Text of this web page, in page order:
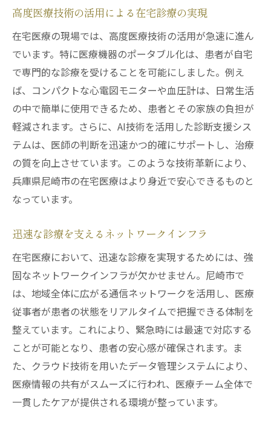
高度医療技術の活用による在宅診療の実現
在宅医療の現場では、高度医療技術の活用が急速に進ん
でいます。特に医療機器のポータブル化は、患者が自宅
で専門的な診療を受けることを可能にしました。例え
ば、コンパクトな心電図モニターや血圧計は、日常生活
の中で簡単に使用できるため、患者とその家族の負担が
軽減されます。さらに、AI技術を活用した診断支援シス
テムは、医師の判断を迅速かつ的確にサポートし、治療
の質を向上させています。このような技術革新により、
兵庫県尼崎市の在宅医療はより身近で安心できるものと
なっています。
迅速な診療を支えるネットワークインフラ
在宅医療において、迅速な診療を実現するためには、強
固なネットワークインフラが欠かせません。尼崎市で
は、地域全体に広がる通信ネットワークを活用し、医療
従事者が患者の状態をリアルタイムで把握できる体制を
整えています。これにより、緊急時には最速で対応する
ことが可能となり、患者の安心感が確保されます。ま
た、クラウド技術を用いたデータ管理システムにより、
医療情報の共有がスムーズに行われ、医療チーム全体で
一貫したケアが提供される環境が整っています。